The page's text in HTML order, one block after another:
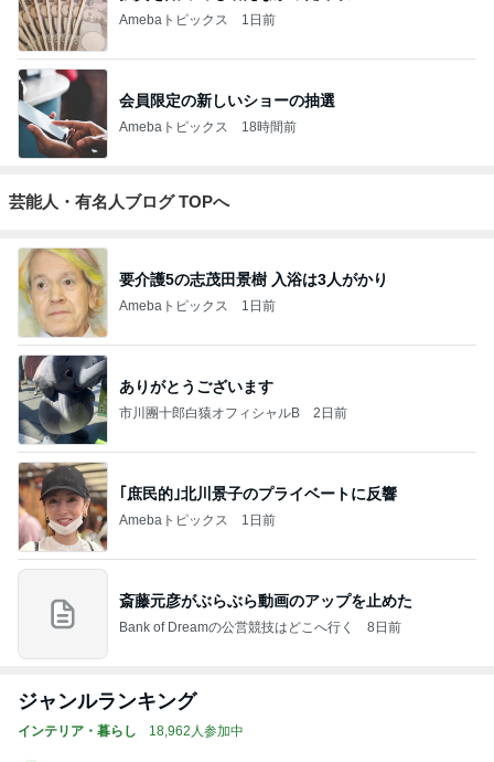
Amebaトピックス 1日前
会員限定の新しいショーの抽選
Amebaトピックス 18時間前
芸能人・有名人ブログ TOPへ
要介護5の志茂田景樹 入浴は3人がかり
Amebaトピックス 1日前
ありがとうございます
市川團十郎白猿オフィシャルB 2日前
｢庶民的｣北川景子のプライベートに反響
Amebaトピックス 1日前
斎藤元彦がぶらぶら動画のアップを止めた
Bank of Dreamの公営競技はどこへ行く 8日前
ジャンルランキング
インテリア・暮らし 18,962人参加中